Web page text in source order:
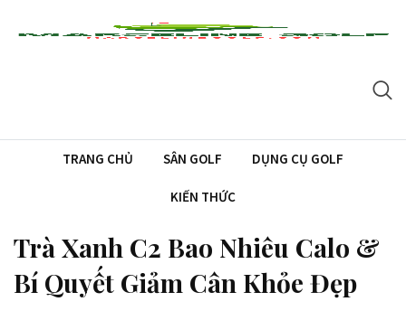
TRANG CHỦ SÂN GOLF DỤNG CỤ GOLF
KIẾN THỨC
Trà Xanh C2 Bao Nhiêu Calo &
Bí Quyết Giảm Cân Khỏe Đẹp